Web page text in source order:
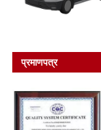
प्रमाणपत्र